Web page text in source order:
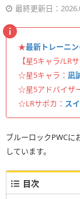
最終更新日：
★最新トレーニ
【星5キャラ/LR
☆星5キャラ： 凪
☆星5アドバイザ
☆LRサポカ： ス
ブルーロックPWCに
しています。
目次